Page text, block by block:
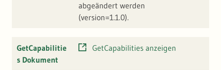
abgeändert werden
(version=1.1.0).
GetCapabilitie
s Dokument
GetCapabilities anzeigen